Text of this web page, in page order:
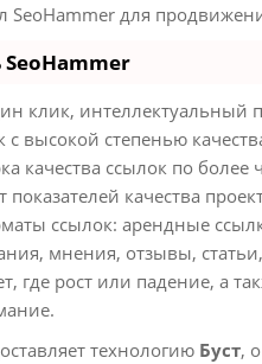
SeoHammer для
SeoHammer
клик, интеллектуальный
высокой степенью
качества ссылок по более
качества
ссылок: арендные
мнения, отзывы,
где рост или падение, а
технологию Буст,